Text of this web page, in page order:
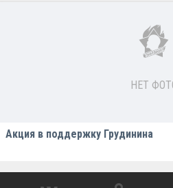
НЕТ
Акция в поддержку Грудинина